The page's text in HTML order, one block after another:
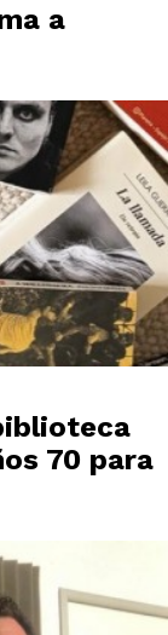
a
70 para